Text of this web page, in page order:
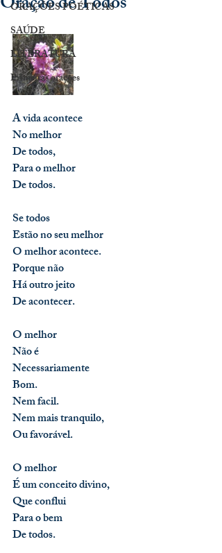
ORAÇÕES POÉTICAS
SAÚDE
LITERATURA
Primeiras orações
A vida acontece
No melhor
De todos,
Para o melhor
De todos.
Se todos
Estão no seu melhor
O melhor acontece.
Porque não
Há outro jeito
De acontecer.
O melhor
Não é
Necessariamente
Bom.
Nem facil.
Nem mais tranquilo,
Ou favorável.
O melhor
É um conceito divino,
Que conflui
Para o bem
De todos.